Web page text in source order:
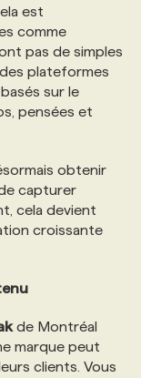
est
comme
pas de simples
plateformes
sur le
pensées et
obtenir
capturer
cela devient
croissante
de Montréal
marque peut
clients. Vous